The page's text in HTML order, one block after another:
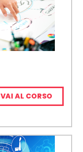
VAI AL CORSO